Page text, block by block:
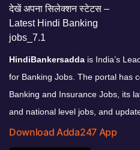
HindiBankersadda is India’s
for Banking Jobs. The portal has
Banking and Insurance Jobs, its
and national level jobs, and
Download Adda247 App